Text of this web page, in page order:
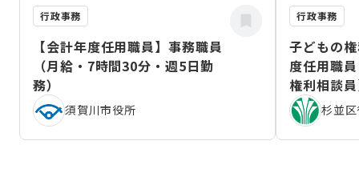
行政事務
【会計年度任用職員】事務職員
（月給・7時間30分・週5日勤
務）
須賀川市役所
行政事務
子どもの
度任用職
権利相談
（2026年
杉並